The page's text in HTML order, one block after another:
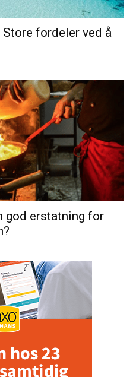
fordeler ved å
god erstatning for